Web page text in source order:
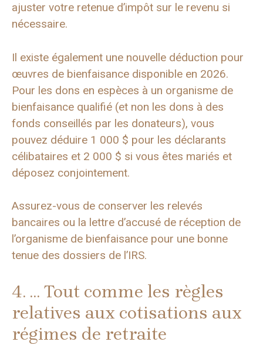
ajuster votre retenue d’impôt sur le revenu si
nécessaire.
Il existe également une nouvelle déduction pour
œuvres de bienfaisance disponible en 2026.
Pour les dons en espèces à un organisme de
bienfaisance qualifié (et non les dons à des
fonds conseillés par les donateurs), vous
pouvez déduire 1 000 $ pour les déclarants
célibataires et 2 000 $ si vous êtes mariés et
déposez conjointement.
Assurez-vous de conserver les relevés
bancaires ou la lettre d’accusé de réception de
l’organisme de bienfaisance pour une bonne
tenue des dossiers de l’IRS.
4. … Tout comme les règles
relatives aux cotisations aux
régimes de retraite